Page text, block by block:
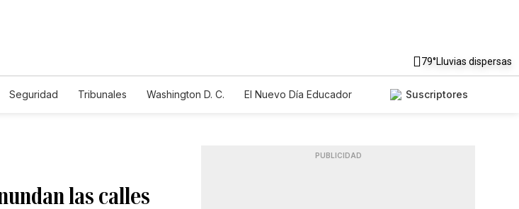
79°Lluvias dispersas
Seguridad Tribunales Washington D. C.
El Nuevo Día Educador
Suscriptores
las calles
PUBLICIDAD